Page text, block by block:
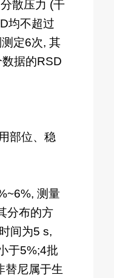
散压力 (干
均不超过
定6次, 其
据的RSD
部位、稳
测量
分布的方
间为5 s,
于5%;4批
替尼属于生